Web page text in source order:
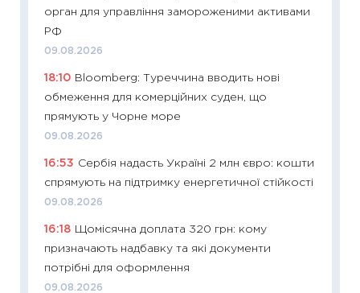
орган для управління замороженими активами
РФ
09.08.2026
18:10 Bloomberg: Туреччина вводить нові
обмеження для комерційних суден, що
прямують у Чорне море
09.08.2026
16:53 Сербія надасть Україні 2 млн євро: кошти
спрямують на підтримку енергетичної стійкості
09.08.2026
16:18
Щомісячна доплата 320 грн: кому
призначають надбавку та які документи
потрібні для оформлення
09.08.2026